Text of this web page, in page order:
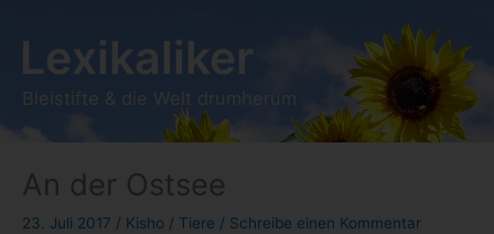
Inhalt
springen
Lexikaliker
Bleistifte & die Welt drumherum
An der Ostsee
23. Juli 2017 / Kisho / Tiere / Schreibe einen Kommentar